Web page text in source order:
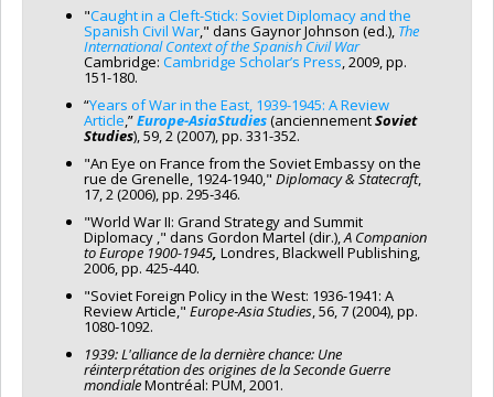
"Caught in a Cleft-Stick: Soviet Diplomacy and the
Spanish Civil War," dans Gaynor Johnson (ed.), The
International Context of the Spanish Civil War
Cambridge: Cambridge Scholar’s Press, 2009, pp.
151-180.
“Years of War in the East, 1939-1945: A Review
Article,”Europe-AsiaStudies(anciennementSoviet
Studies), 59, 2 (2007), pp. 331-352.
"An Eye on France from the Soviet Embassy on the
rue de Grenelle, 1924‑1940," Diplomacy & Statecraft,
17, 2 (2006), pp. 295‑346.
"World War II: Grand Strategy and Summit
Diplomacy ," dans Gordon Martel (dir.),A Companion
to Europe 1900-1945, Londres, Blackwell Publishing,
2006, pp. 425-440.
"Soviet Foreign Policy in the West: 1936‑1941: A
Review Article," Europe‑Asia Studies, 56, 7 (2004), pp.
1080‑1092.
1939: L'alliance de la dernière chance: Une
réinterprétation des origines de la Seconde Guerre
mondialeMontréal: PUM, 2001.